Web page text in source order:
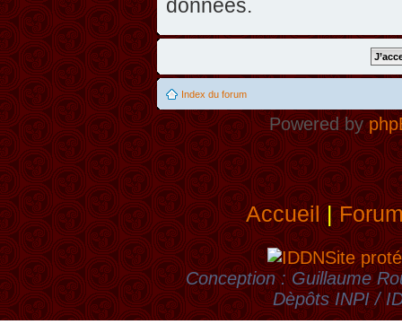
données.
Index du forum
Powered by
Accueil|
Site
Conception : Guillaume
Dèpôts INPI /